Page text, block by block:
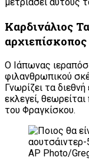
Καρδινάλιος
Ο Ιάπωνας
φιλανθρωπικού
Γνωρίζει τα
εκλεγεί,
του Φραγκίσκου.
AP Photo/